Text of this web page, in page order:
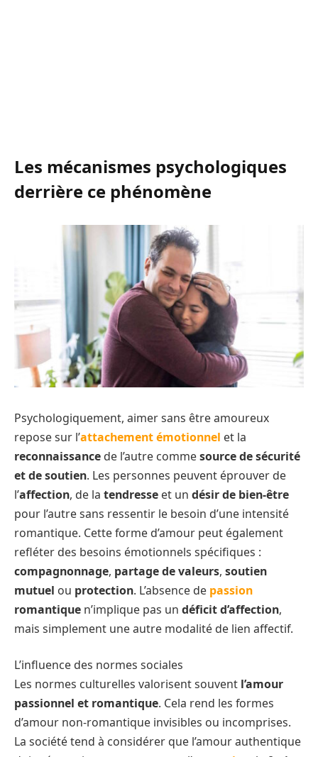
Les mécanismes psychologiques
derrière ce phénomène
Psychologiquement, aimer sans être amoureux
repose sur l’attachement émotionnel et la
reconnaissance de l’autre commesource de sécurité
et de soutien. Les personnes peuvent éprouver de
l’affection, de la tendresse et un désir de bien-être
pour l’autre sans ressentir le besoin d’une intensité
romantique. Cette forme d’amour peut également
refléter des besoins émotionnels spécifiques :
compagnonnage, partage de valeurs, soutien
mutuel ou protection. L’absence de passion
romantique n’implique pas un déficit d’affection,
mais simplement une autre modalité de lien affectif.
L’influence des normes sociales
Les normes culturelles valorisent souvent l’amour
passionnel et romantique. Cela rend les formes
d’amour non-romantique invisibles ou incomprises.
La société tend à considérer que l’amour authentique